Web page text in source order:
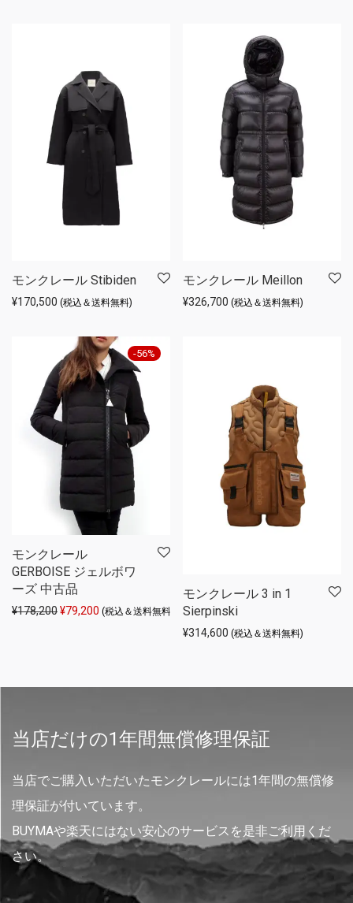
モンクレール Stibiden
¥170,500 (税込＆送料無料)
モンクレール Meillon
¥326,700 (税込＆送料無料)
-56%
モンクレール
GERBOISE ジェルボワ
ーズ 中古品
¥178,200元の価格は ¥178,200 でした。
¥79,200 現在の価格は ¥79,200 です。
(税込＆送料無料)
モンクレール 3 in 1
Sierpinski
¥314,600 (税込＆送料無料)
当店だけの1年間無償修理保証
当店でご購入いただいたモンクレールには1年間の無償修
理保証が付いています。
BUYMAや楽天にはない安心のサービスを是非ご利用くだ
さい。